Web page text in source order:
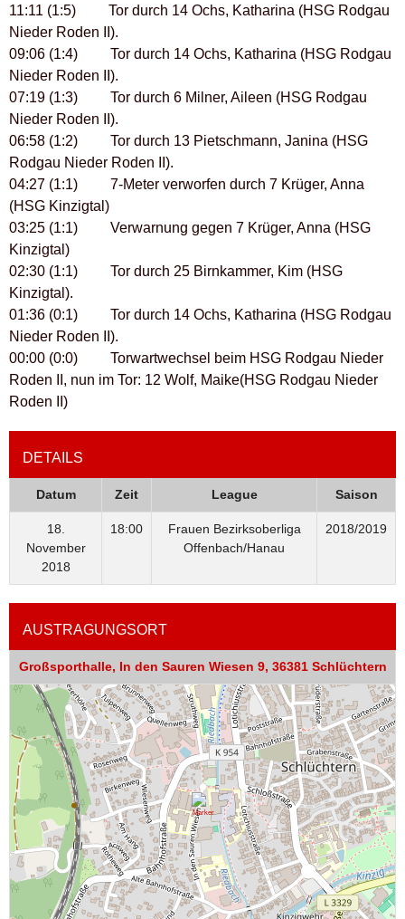
11:11 (1:5) Tor durch 14 Ochs, Katharina (HSG Rodgau
Nieder Roden II).
09:06 (1:4) Tor durch 14 Ochs, Katharina (HSG Rodgau
Nieder Roden II).
07:19 (1:3) Tor durch 6 Milner, Aileen (HSG Rodgau
Nieder Roden II).
06:58 (1:2) Tor durch 13 Pietschmann, Janina (HSG
Rodgau Nieder Roden II).
04:27 (1:1) 7-Meter verworfen durch 7 Krüger, Anna
(HSG Kinzigtal)
03:25 (1:1) Verwarnung gegen 7 Krüger, Anna (HSG
Kinzigtal)
02:30 (1:1) Tor durch 25 Birnkammer, Kim (HSG
Kinzigtal).
01:36 (0:1) Tor durch 14 Ochs, Katharina (HSG Rodgau
Nieder Roden II).
00:00 (0:0) Torwartwechsel beim HSG Rodgau Nieder
Roden II, nun im Tor: 12 Wolf, Maike(HSG Rodgau Nieder
Roden II)
DETAILS
Datum Zeit League Saison
18.
November
2018
18:00
Frauen Bezirksoberliga
Offenbach/Hanau
2018/2019
AUSTRAGUNGSORT
Großsporthalle, In den Sauren Wiesen 9, 36381 Schlüchtern